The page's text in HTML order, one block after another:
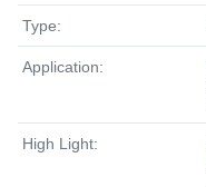
Type:
Application:
High Light: